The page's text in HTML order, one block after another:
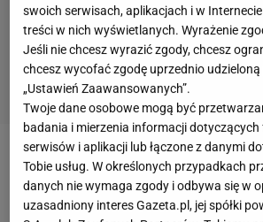
Kiedy świat czekał na spokojne
nie chciały. W 1968 roku, 10 dni
rywalizacją w Meksyku, doszło do
swoich serwisach, aplikacjach i w
treści w nich wyświetlanych. Wyrażenie
Jeśli nie chcesz wyrazić zgody, chcesz
chcesz wycofać zgodę uprzednio
„Ustawień Zaawansowanych”.
Twoje dane osobowe mogą być
badania i mierzenia informacji
serwisów i aplikacji lub łączone z danymi
Tobie usług. W określonych przypadkach
danych nie wymaga zgody i odbywa się w
uzasadniony interes Gazeta.pl, jej spółki